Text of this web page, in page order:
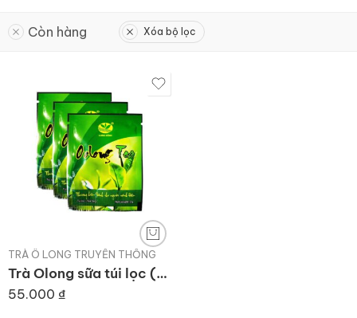
Còn hàng Xóa bộ lọc
TRÀ Ô LONG TRUYỀN THỐNG
Trà Olong sữa túi lọc (40g)
55.000 ₫